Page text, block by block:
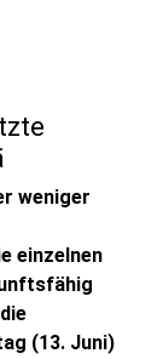
weniger
einzelnen
(13. Juni)